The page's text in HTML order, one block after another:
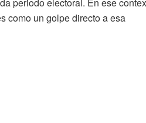
periodo electoral. En ese
como un golpe directo a esa